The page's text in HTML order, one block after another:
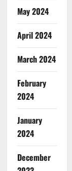
May 2024
April 2024
March 2024
February
2024
January
2024
December